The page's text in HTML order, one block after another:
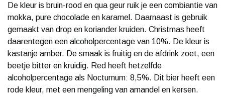
De kleur is bruin-rood en qua geur ruik je een combiantie van
mokka, pure chocolade en karamel. Daarnaast is gebruik
gemaakt van drop en koriander kruiden. Christmas heeft
daarentegen een alcoholpercentage van 10%. De kleur is
kastanje amber. De smaak is fruitig en de afdrink zoet, een
beetje bitter en kruidig. Red heeft hetzelfde
alcoholpercentage als Nocturnum: 8,5%. Dit bier heeft een
rode kleur, met een mengeling van amandel en kersen.